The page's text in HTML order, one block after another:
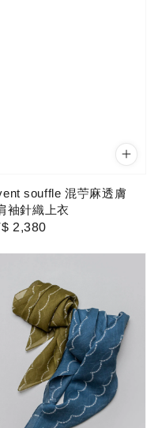
souffle 混苧麻透膚
袖針織上衣
2,380